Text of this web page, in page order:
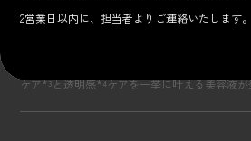
ood-beauty.com/
MEGOOD BEAUTY
E-MAIL：contact@megood-beauty.com
2営業日以内に、担当者よりご連絡いたします。
ケア*³と透明感*⁴ケアを一挙に叶える美容液